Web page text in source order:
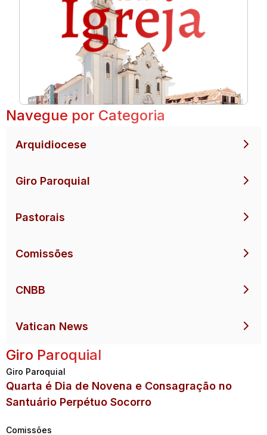
Navegue por Categoria
Arquidiocese
Giro Paroquial
Pastorais
Comissões
CNBB
Vatican News
Giro Paroquial
Giro Paroquial
Quarta é Dia de Novena e Consagração no
Santuário Perpétuo Socorro
Comissões